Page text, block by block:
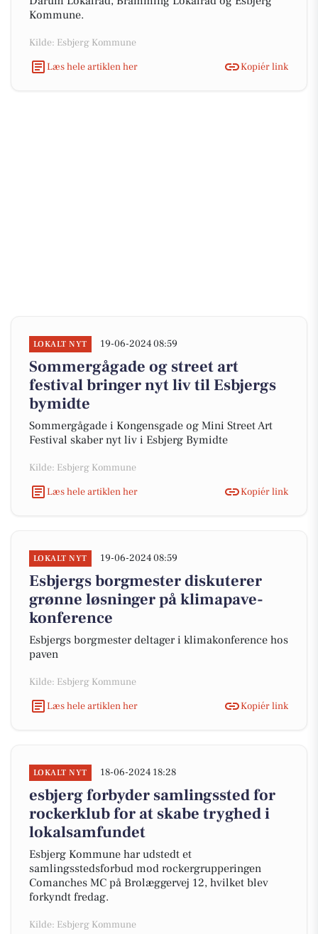
Kommune.
Kilde: Esbjerg Kommune
Læs hele artiklen her
Kopiér link
LOKALT NYT 19-06-2024 08:59
Sommergågade og street art
festival bringer nyt liv til Esbjergs
bymidte
Sommergågade i Kongensgade og Mini Street Art
Festival skaber nyt liv i Esbjerg Bymidte
Kilde: Esbjerg Kommune
Læs hele artiklen her
Kopiér link
LOKALT NYT 19-06-2024 08:59
Esbjergs borgmester diskuterer
grønne løsninger på klimapave-
konference
Esbjergs borgmester deltager i klimakonference hos
paven
Kilde: Esbjerg Kommune
Læs hele artiklen her
Kopiér link
LOKALT NYT 18-06-2024 18:28
esbjerg forbyder samlingssted for
rockerklub for at skabe tryghed i
lokalsamfundet
Esbjerg Kommune har udstedt et
samlingsstedsforbud mod rockergrupperingen
Comanches MC på Brolæggervej 12, hvilket blev
forkyndt fredag.
Kilde: Esbjerg Kommune